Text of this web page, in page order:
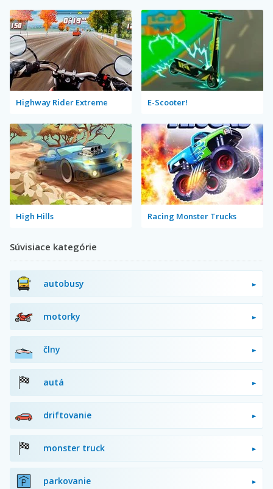
Highway Rider Extreme E-Scooter!
High Hills Racing Monster Trucks
Súvisiace kategórie
autobusy
motorky
člny
autá
driftovanie
monster truck
parkovanie